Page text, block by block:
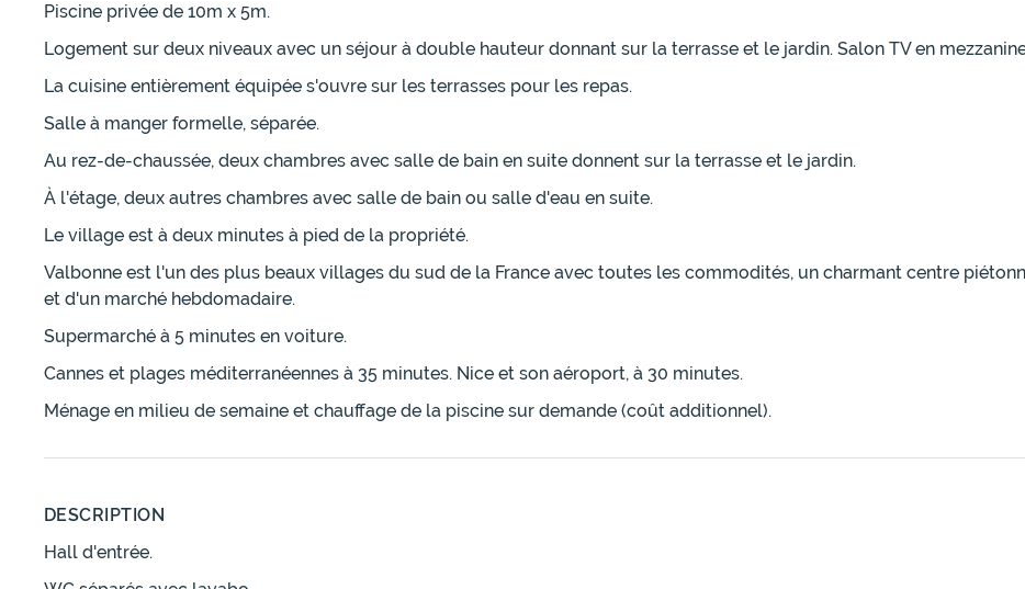
Piscine privée de 10m x 5m.
Logement sur deux niveaux avec un séjour à double hauteur donnant sur la terrasse et le jardin. Salon TV en
La cuisine entièrement équipée s'ouvre sur les terrasses pour les repas.
Salle à manger formelle, séparée.
Au rez-de-chaussée, deux chambres avec salle de bain en suite donnent sur la terrasse et le jardin.
À l'étage, deux autres chambres avec salle de bain ou salle d'eau en suite.
Le village est à deux minutes à pied de la propriété.
Valbonne est l'un des plus beaux villages du sud de la France avec toutes les commodités, un charmant centre
et d'un marché hebdomadaire.
Supermarché à 5 minutes en voiture.
Cannes et plages méditerranéennes à 35 minutes. Nice et son aéroport, à 30 minutes.
Ménage en milieu de semaine et chauffage de la piscine sur demande (coût additionnel).
DESCRIPTION
Hall d'entrée.